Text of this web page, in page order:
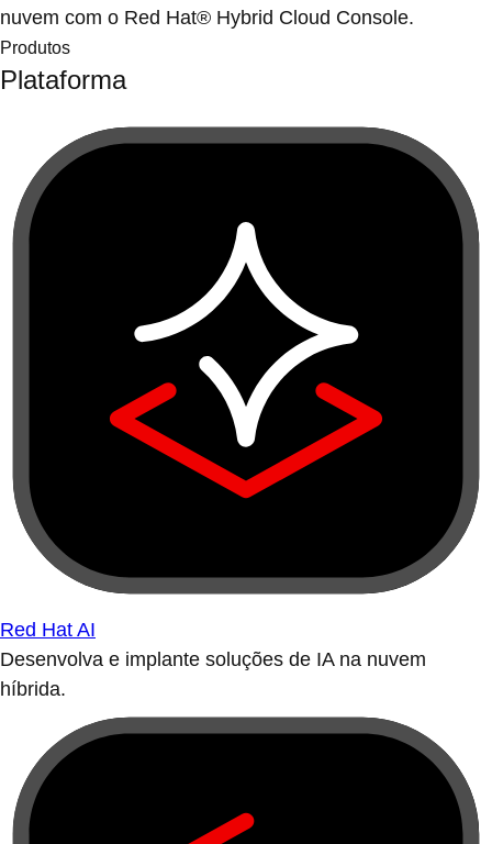
nuvem com o Red Hat® Hybrid Cloud Console.
Produtos
Plataforma
Red Hat AI
Desenvolva e implante soluções de IA na nuvem
híbrida.